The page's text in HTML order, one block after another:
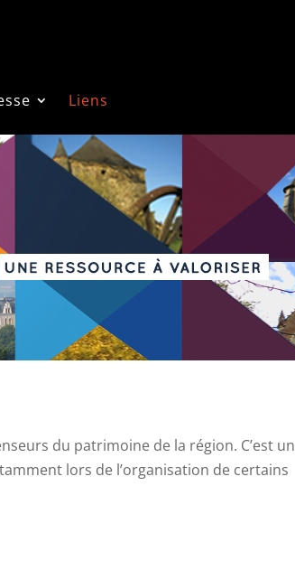
Liens
du patrimoine de la région. C’est un
lors de l’organisation de certains